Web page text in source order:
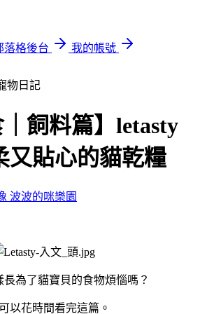
落格後台
我的帳號
物日記
｜飼料篇】letasty
又貼心的貓乾糧
波波的咪樂園
為了貓寶貝的食物煩惱嗎？
以花時間看完這篇。